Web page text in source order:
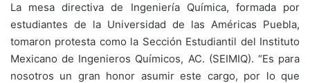
La mesa directiva de Ingeniería Química, formada por
estudiantes de la Universidad de las Américas Puebla,
tomaron protesta como la Sección Estudiantil del Instituto
Mexicano de Ingenieros Químicos, AC. (SEIMIQ). “Es para
nosotros un gran honor asumir este cargo, por lo que